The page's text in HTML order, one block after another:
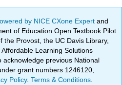
by NICE CXone Expertand
of Education Open Textbook Pilot
the Provost, the UC Davis Library,
Learning Solutions
previous National
grant numbers 1246120,
Policy.Terms & Conditions